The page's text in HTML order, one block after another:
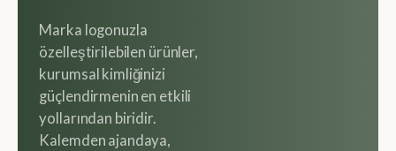
Marka logonuzla
özelleştirilebilen ürünler,
kurumsal kimliğinizi
güçlendirmenin en etkili
yollarından biridir.
Kalemden ajandaya,